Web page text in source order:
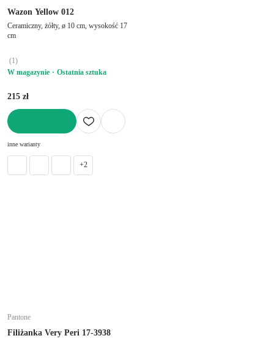
Wazon Yellow 012
Ceramiczny, żółty, ø 10 cm, wysokość 17
cm
(1)
W magazynie
Ostatnia sztuka
215 zł
inne warianty
+2
Pantone
Filiżanka Very Peri 17-3938